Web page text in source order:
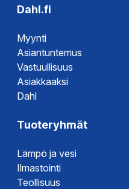
Dahl.fi
Myynti
Asiantuntemus
Vastuullisuus
Asiakkaaksi
Dahl
Tuoteryhmät
Lämpö ja vesi
Ilmastointi
Teollisuus